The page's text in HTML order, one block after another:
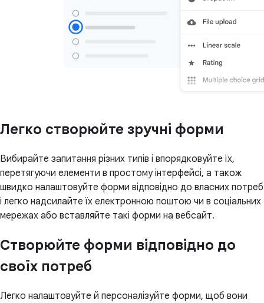
Легко створюйте зручні форми
Вибирайте запитання різних типів і впорядковуйте їх,
перетягуючи елементи в простому інтерфейсі, а також
швидко налаштовуйте форми відповідно до власних потреб
і легко надсилайте їх електронною поштою чи в соціальних
мережах або вставляйте такі форми на вебсайт.
Створюйте форми відповідно до
своїх потреб
Легко налаштовуйте й персоналізуйте форми, щоб вони